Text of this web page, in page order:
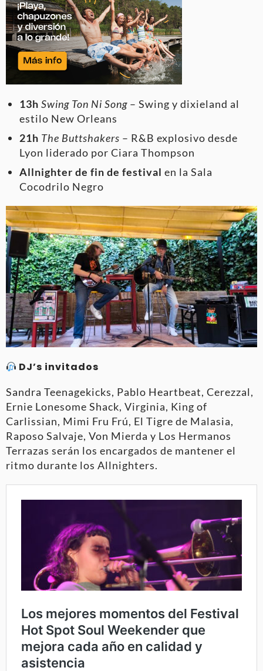
13h Swing Ton Ni Song– Swing y dixieland al
estilo New Orleans
21h The Buttshakers – R&B explosivo desde
Lyon liderado por Ciara Thompson
Allnighter de fin de festival en la Sala
Cocodrilo Negro
DJ’s invitados
Sandra Teenagekicks, Pablo Heartbeat, Cerezzal,
Ernie Lonesome Shack, Virginia, King of
Carlissian, Mimi Fru Frú, El Tigre de Malasia,
Raposo Salvaje, Von Mierda y Los Hermanos
Terrazas serán los encargados de mantener el
ritmo durante los Allnighters.